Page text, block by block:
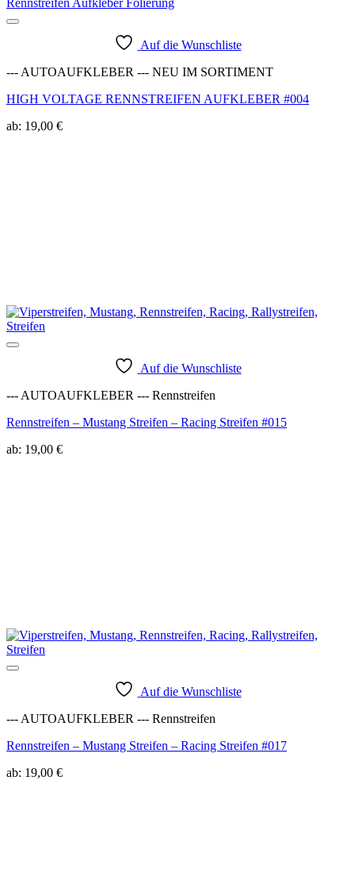
Auf die Wunschliste
--- AUTOAUFKLEBER --- NEU IM SORTIMENT
HIGH VOLTAGE RENNSTREIFEN AUFKLEBER #004
ab: 19,00 €
Auf die Wunschliste
--- AUTOAUFKLEBER --- Rennstreifen
Rennstreifen – Mustang Streifen – Racing Streifen #015
ab: 19,00 €
Auf die Wunschliste
--- AUTOAUFKLEBER --- Rennstreifen
Rennstreifen – Mustang Streifen – Racing Streifen #017
ab: 19,00 €